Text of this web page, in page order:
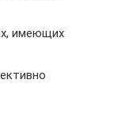
имеющих